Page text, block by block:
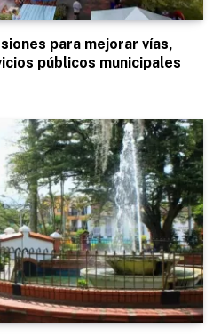
para mejorar vías,
públicos municipales